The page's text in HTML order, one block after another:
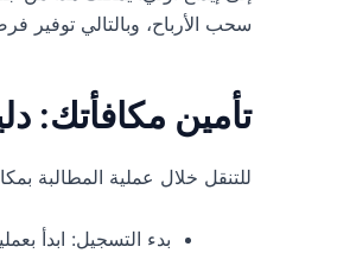
سحب الأرباح، وبالتالي توفير
تأمين مكافأتك:
للتنقل خلال عملية المطالبة
بدء التسجيل: ابدأ